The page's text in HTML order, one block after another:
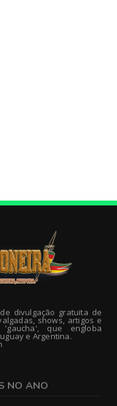
divulgação gratuita de
shows, artigos e
que engloba
e Argentina.
NO ANO